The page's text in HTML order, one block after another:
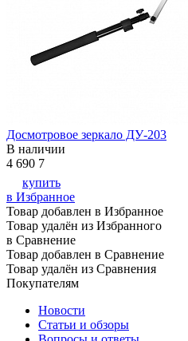
Досмотровое зеркало ДУ-203
В наличии
4 690 7
купить
в Избранное
Товар добавлен в Избранное
Товар удалён из Избранного
в Сравнение
Товар добавлен в Сравнение
Товар удалён из Сравнения
Покупателям
Новости
Статьи и обзоры